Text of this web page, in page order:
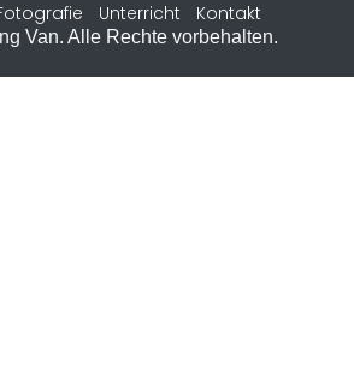
Unterricht Kontakt
Van. Alle Rechte vorbehalten.